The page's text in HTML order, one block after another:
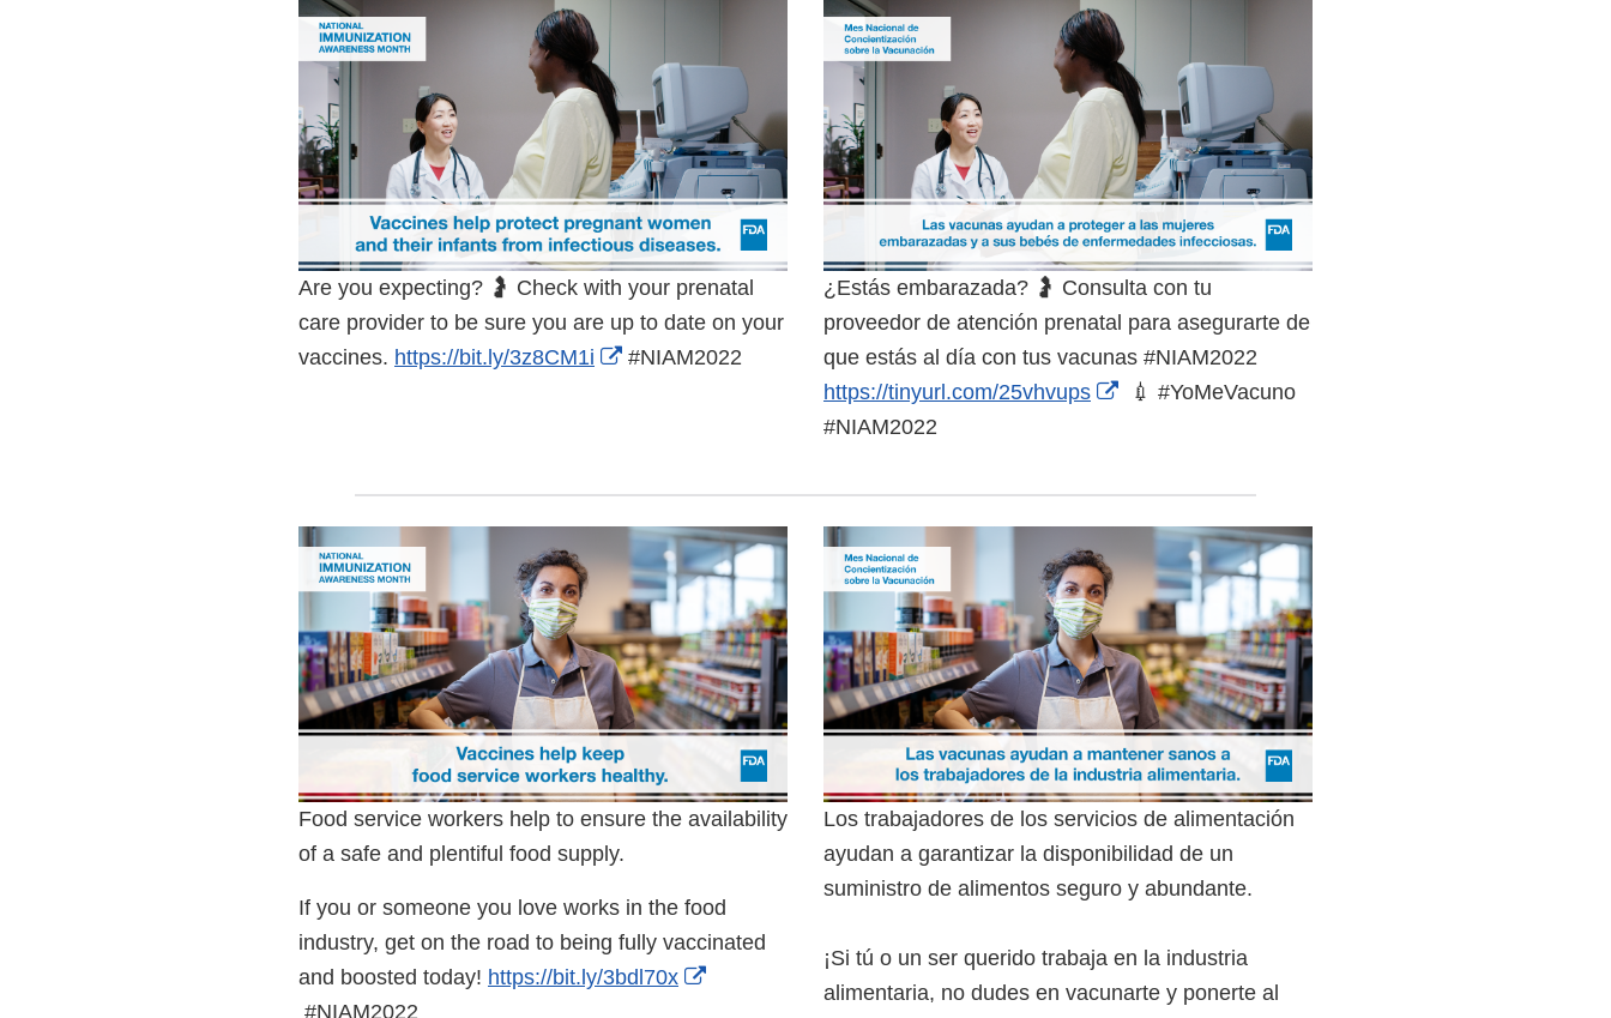
Are you expecting? 🤰 Check with your prenatal
care provider to be sure you are up to date on your
vaccines. https://bit.ly/3z8CM1i
External
#NIAM2022
¿Estás embarazada? 🤰 Consulta con tu
proveedor de atención prenatal para asegurarte de
que estás al día con tus vacunas #NIAM2022
https://tinyurl.com/25vhvups
External
💉 #YoMeVacuno
#NIAM2022
Food service workers help to ensure the availability
of a safe and plentiful food supply.
If you or someone you love works in the food
industry, get on the road to being fully vaccinated
and boosted today! https://bit.ly/3bdl70x
External
#NIAM2022
Los trabajadores de los servicios de alimentación
ayudan a garantizar la disponibilidad de un
suministro de alimentos seguro y abundante.
¡Si tú o un ser querido trabaja en la industria
alimentaria, no dudes en vacunarte y ponerte al